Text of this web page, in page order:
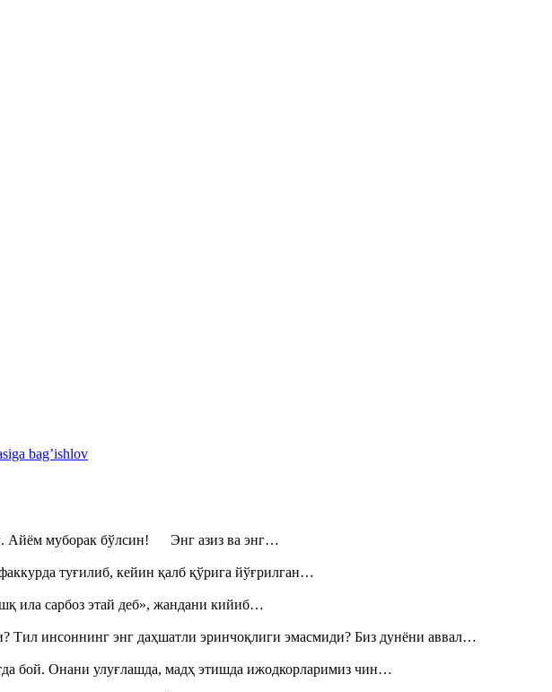
bag’ishlov
Айём муборак бўлсин! Энг азиз ва энг…
туғилиб, кейин қалб қўрига йўғрилган…
ила сарбоз этай деб», жандани кийиб…
Тил инсоннинг энг даҳшатли эринчоқлиги эмасмиди? Биз дунёни аввал…
бой. Онани улуғлашда, мадҳ этишда ижодкорларимиз чин…